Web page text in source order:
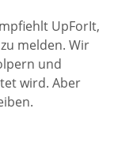
UpForIt,
melden. Wir
und
wird. Aber